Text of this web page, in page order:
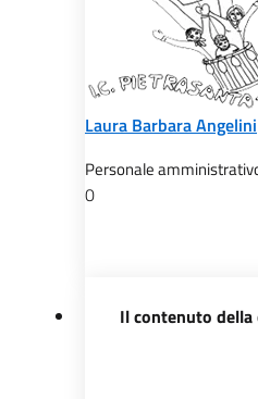
Laura Barbara Angelini
Personale
0
Il contenuto